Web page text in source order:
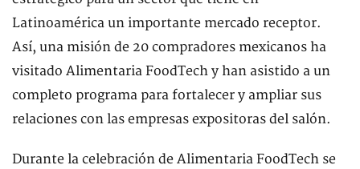
Latinoamérica un importante mercado receptor.
Así, una misión de 20 compradores mexicanos ha
visitado Alimentaria FoodTech y han asistido a un
completo programa para fortalecer y ampliar sus
relaciones con las empresas expositoras del salón.
Durante la celebración de Alimentaria FoodTech se